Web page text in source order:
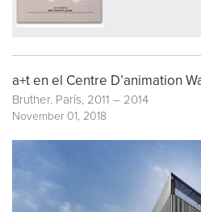
a+t en el Centre D’animation
Bruther. París, 2011 – 2014
November 01, 2018